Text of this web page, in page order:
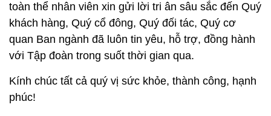
toàn thể nhân viên xin gửi lời tri ân sâu sắc đến Quý
khách hàng, Quý cổ đông, Quý đối tác, Quý cơ
quan Ban ngành đã luôn tin yêu, hỗ trợ, đồng hành
với Tập đoàn trong suốt thời gian qua.
Kính chúc tất cả quý vị sức khỏe, thành công, hạnh
phúc!